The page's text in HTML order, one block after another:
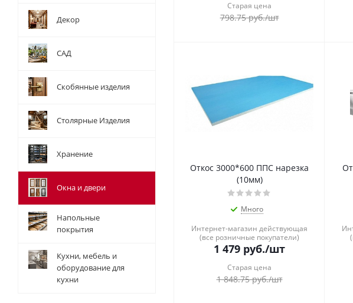
Старая цена
798.75руб./шт
Откос 3000*600 ППС нарезка
(10мм)
Много
Интернет-магазин действующая
(все розничные покупатели)
1 479 руб./шт
Старая цена
1 848.75руб./шт
Декор
САД
Скобянные изделия
Столярные Изделия
Хранение
Окна и двери
Напольные
покрытия
Кухни, мебель и
оборудование для
кухни